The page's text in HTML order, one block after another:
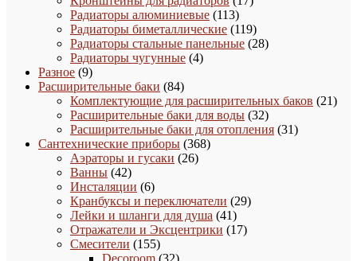
Радиаторы алюминиевые 113113
товаров
Радиаторы биметаллические 119119
товаров
Радиаторы стальные панельные 2828
Радиаторы чугунные 44
Разное 99
товаров
Расширительные баки 8484
товара
Комплектующие для расширительных баков 2121
Расширительные баки для воды 3232
товара
Расширительные баки для отопления 3131
Сантехнические приборы 368368
Аэраторы и гусаки 2626
Ванны 4242
товара
Инсталяции 66
товаров
Кранбуксы и переключатели 2929
Лейки и шланги для душа 4141
товар
Отражатели и Эксцентрики 1717
Смесители 155155
товаров
Decoroom 3232